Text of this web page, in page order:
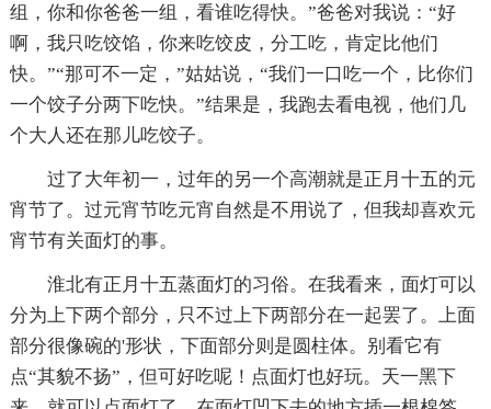
组，你和你爸爸一组，看谁吃得快。”爸爸对我说：“好
啊，我只吃饺馅，你来吃饺皮，分工吃，肯定比他们
快。”“那可不一定，”姑姑说，“我们一口吃一个，比你们
一个饺子分两下吃快。”结果是，我跑去看电视，他们几
个大人还在那儿吃饺子。
过了大年初一，过年的另一个高潮就是正月十五的元
宵节了。过元宵节吃元宵自然是不用说了，但我却喜欢元
宵节有关面灯的事。
淮北有正月十五蒸面灯的习俗。在我看来，面灯可以
分为上下两个部分，只不过上下两部分在一起罢了。上面
部分很像碗的'形状，下面部分则是圆柱体。别看它有
点“其貌不扬”，但可好吃呢！点面灯也好玩。天一黑下